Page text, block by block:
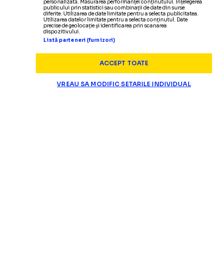
personalizată. Măsurarea performanței conținutului. Înțelegerea
publicului prin statistici sau combinații de date din surse
diferite. Utilizarea de date limitate pentru a selecta publicitatea.
Utilizarea datelor limitate pentru a selecta conținutul. Date
precise de geolocație și identificarea prin scanarea
dispozitivului.
Listă parteneri (furnizori)
ACCEPT TOATE
VREAU SA MODIFIC SETARILE INDIVIDUAL